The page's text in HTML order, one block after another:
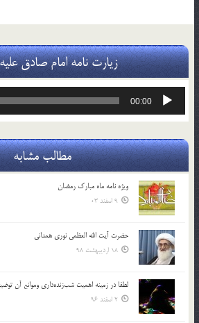
زیارت نامه امام صادق
پخش‌کننده
00:00
مطالب مشابه
ویژه نامه ماه مبارک رمضان
9 اسفند 03
حضرت آیت الله العظمی نوری همدانی
18 اردیبهشت 98
لطفا در زمينه اهميت شب‌زنده‌داري وموانع آن
2 اسفند 96